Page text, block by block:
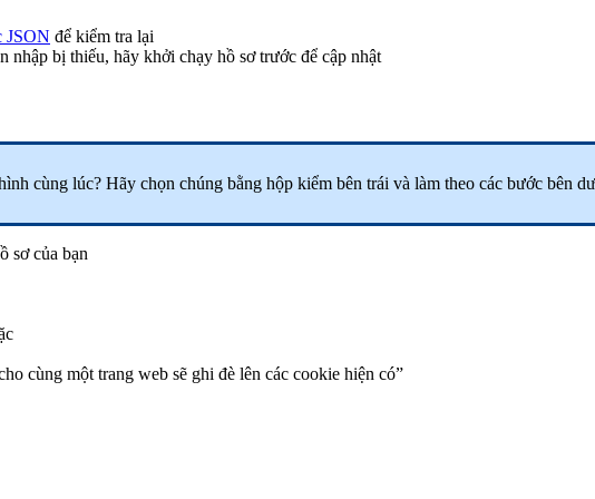
JSON để kiểm tra lại
nhập bị thiếu, hãy khởi chạy hồ sơ trước để cập nhật
cùng lúc? Hãy chọn chúng bằng hộp kiểm bên trái và làm theo các bước bên
sơ của bạn
cùng một trang web sẽ ghi đè lên các cookie hiện có”